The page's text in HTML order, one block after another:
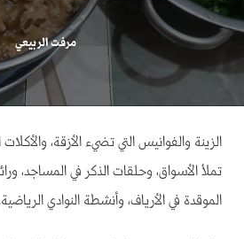
مرفت الربيعي
الزينة والفوانيس التي تضيء الأزقة،
تملأ الأسواق، وحلقات الذكر في المساجد،
الموقدة في الأرياف، وأنشطة النوادي الرياضية.